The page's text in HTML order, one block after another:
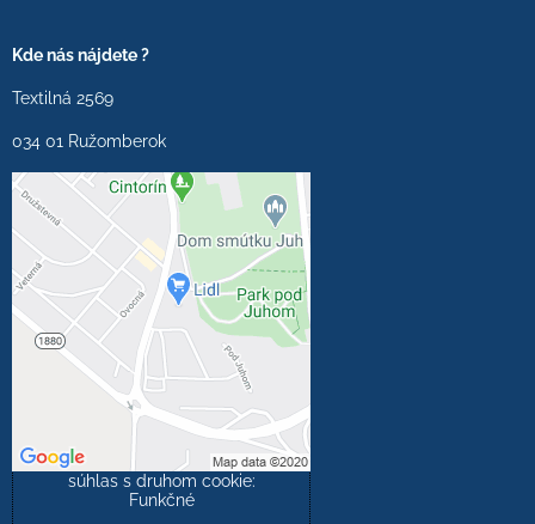
Kde nás nájdete ?
Textilná 2569
034 01 Ružomberok
Externý obsah je
blokovaný Voľbami
súkromia
Prajete si načítať externý
obsah?
Povoliť tentokrát
Povoliť a zapamätať -
súhlas s druhom cookie:
Funkčné